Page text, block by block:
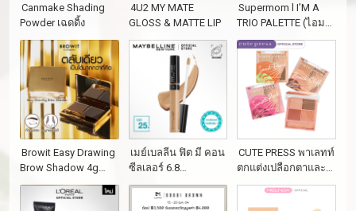
Canmake Shading
Powder เฉดดิ้ง
4U2 MY MATE
GLOSS & MATTE LIP
Supermom l I’M A
TRIO PALETTE (ไอม
อะ ทรีโอ พาเลตต์) พา
เลตต์ 3 สไตล์ในตลับ
เดียว ขนาด 13.5 กรัม
Browit Easy Drawing
Brow Shadow 4g
Series I (Y2019) แถม
ฟรี แฮนด์เซนิไทเซอร์
เมย์เบลลีน ฟิต มี คอน
ซีลเลอร์ 6.8
มล._MAYBELLINE_FIT
ME(เครื่องสำอาง,ใต้ตา
￼CUTE PRESS พาเลทท์
ตกแต่งเปลือกตาและ
แก้ม TROPICAL